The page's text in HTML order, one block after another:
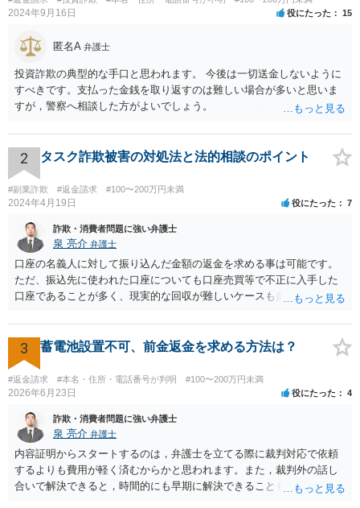
2024年9月16日 役にたった 15
匿名A 弁護士
投資詐欺の典型的な手口と思われます。 今後は一切送金しないように
すべきです。支払った金銭を取り返すのは難しい場合が多いと思いま
すが，警察へ相談した方がよいでしょう。
2 タスク詐欺被害の対処法と法的相談のポイント
#副業詐欺 #返金請求 #100〜200万円未満
2024年4月19日 役にたった 7
詐欺・消費者問題に強い弁護士
泉 亮介 弁護士
口座の名義人に対して振り込んだ金額の返金を求める事は可能です。
ただ、振込先に使われた口座についても口座売買等で不正に入手した
口座であることが多く、現実的な回収が難しいケースも多いでしょ
3 蓄電池設置不可、前金返金を求める方法は？
#返金請求 #本名・住所・電話番号が判明 #100〜200万円未満
2026年6月23日 役にたった 4
詐欺・消費者問題に強い弁護士
泉 亮介 弁護士
内容証明からスタートするのは，弁護士を立てる際に裁判対応で依頼
するよりも費用が軽く済むからかと思われます。また，裁判外の話し
合いで解決できると，時間的にも早期に解決できることも見込めま